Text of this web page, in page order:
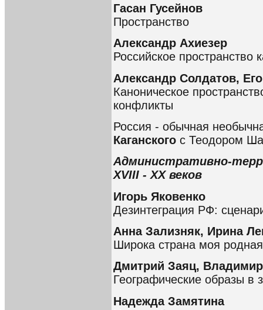
Гасан Гусейнов
Пространство
Александр Ахиезер
Российское пространство
Александр Солдатов,
Каноническое
конфликты
Россия - обычная
Каганского с Теодором
Административно-
XVIII - XX веков
Игорь Яковенко
Дезинтеграция РФ:
Анна Зализняк, Ирина
Широка страна моя родная
Дмитрий Заяц,
Географические образы в
Надежда Замятина